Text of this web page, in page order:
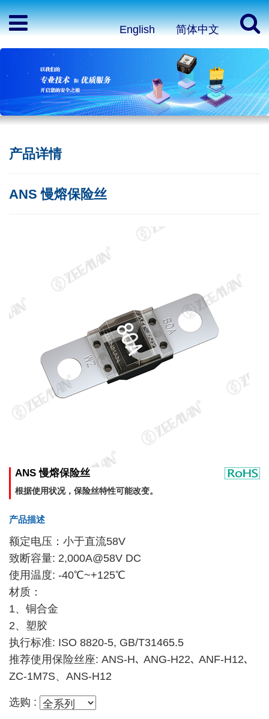
简体中文
English
产品详情
ANS 慢熔保险丝
ANS 慢熔保险丝
根据使用状况，保险丝特性可能改变。
产品描述
额定电压：小于直流58V
致断容量: 2,000A@58V DC
使用温度: -40℃~+125℃
材质：
1、铜合金
2、塑胶
执行标准: ISO 8820-5, GB/T31465.5
推荐使用保险丝座: ANS-H､ ANG-H22､ ANF-H12､
ZC-1M7S、ANS-H12
选购 :